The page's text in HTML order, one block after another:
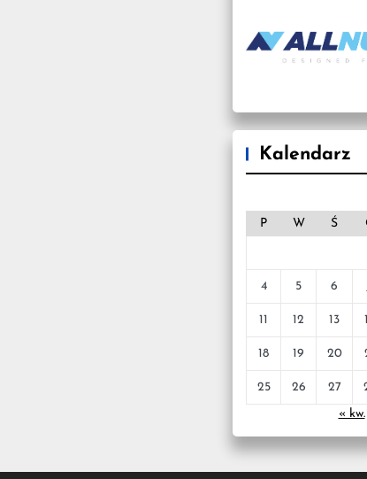
Kalendarz
P W Ś
4 5 6
11 12 13
18 19 20
25 26 27
« kw.